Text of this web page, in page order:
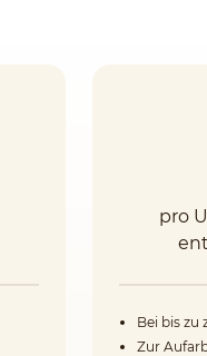
pro
Bei bis zu
Zur